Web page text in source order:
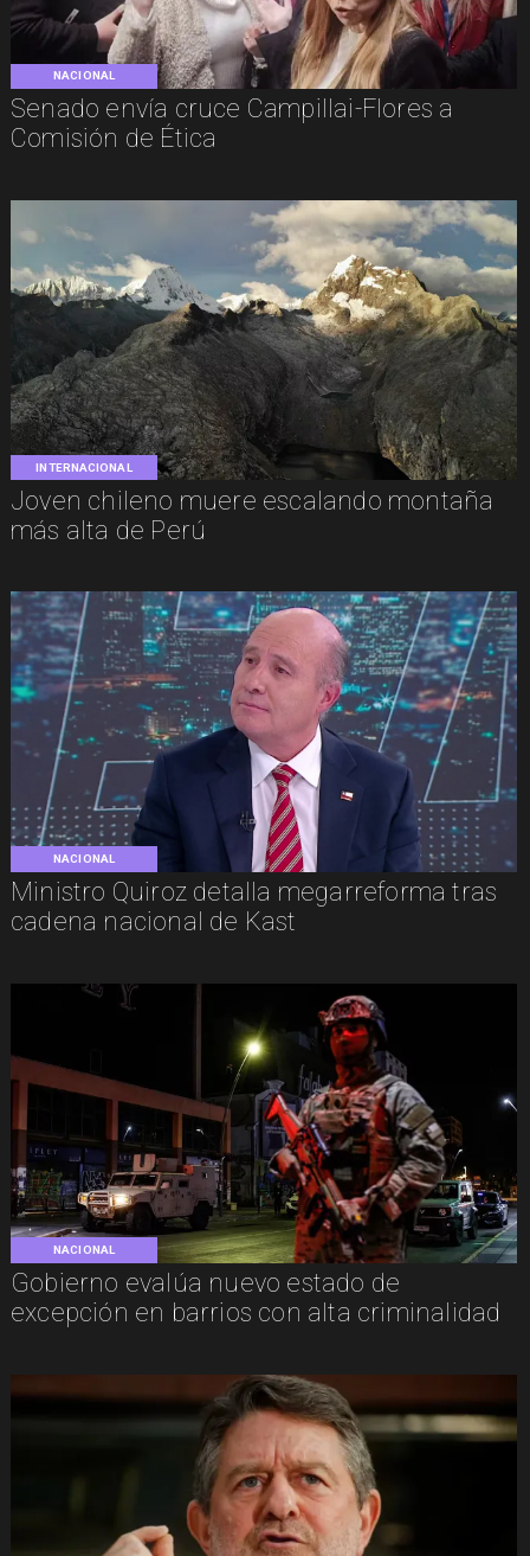
NACIONAL
Senado envía cruce Campillai-Flores a
Comisión de Ética
INTERNACIONAL
Joven chileno muere escalando montaña
más alta de Perú
NACIONAL
Ministro Quiroz detalla megarreforma tras
cadena nacional de Kast
NACIONAL
Gobierno evalúa nuevo estado de
excepción en barrios con alta criminalidad